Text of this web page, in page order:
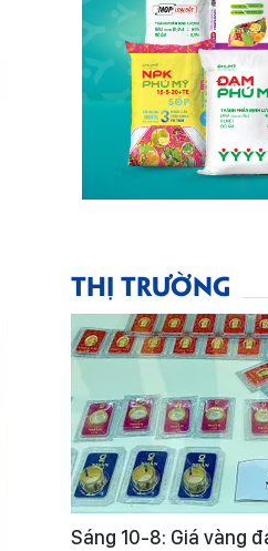
THỊ TRƯỜNG
Sáng 10-8: Giá vàng